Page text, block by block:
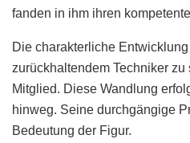
fanden in ihm ihren
Die charakterliche
zurückhaltendem Techniker
Mitglied. Diese Wandlung
hinweg. Seine durchgängige
Bedeutung der Figur.